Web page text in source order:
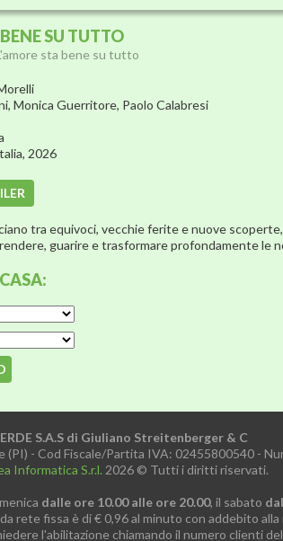
SU TUTTO
sta bene su tutto
Monica Guerritore, Paolo Calabresi
2026
tra equivoci, vecchie ferite e nuove
guarire e trasformare profondamente le
S.A.S di Giuliano Streitenberger & C
(PI) - Cod Fiscale/Partita IVA: 02455800540 -
Informatica S.r.l. 2026 © Tutti i diritti riservati.
dalle ore 10.00 alle ore 20.00, il sabato
rete fissa è di € 0,96 al minuto con addebito
l'abilitazione chiamando il numero clienti